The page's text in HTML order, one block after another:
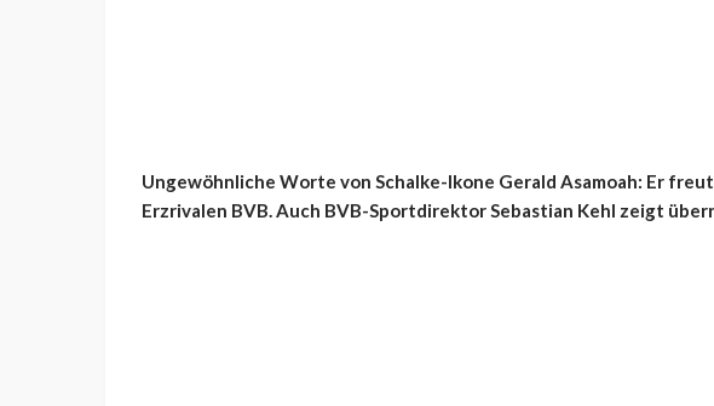
Ungewöhnliche Worte von Schalke-Ikone Gerald Asamoah: Er
Erzrivalen BVB. Auch BVB-Sportdirektor Sebastian Kehl zeigt